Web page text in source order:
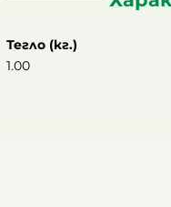
Тегло (кг.)
1.00